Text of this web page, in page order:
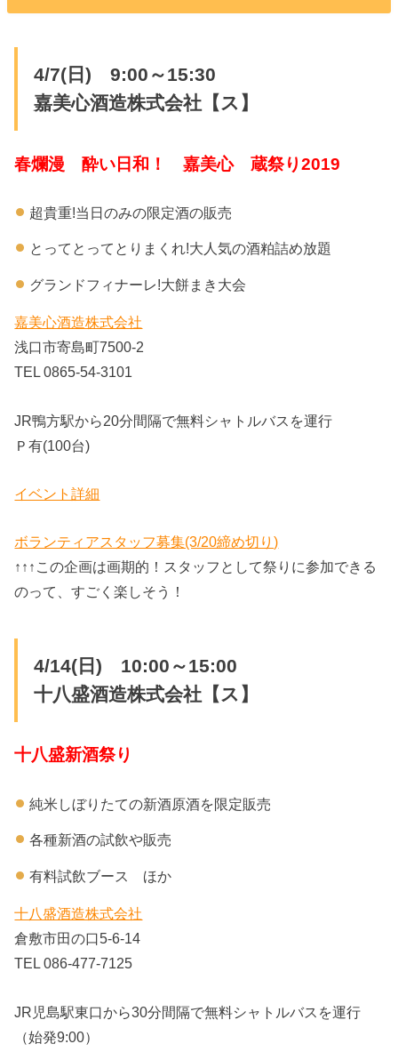
4/7(日) 9:00～15:30
嘉美心酒造株式会社【ス】
春爛漫 酔い日和！ 嘉美心 蔵祭り2019
超貴重!当日のみの限定酒の販売
とってとってとりまくれ!大人気の酒粕詰め放題
グランドフィナーレ!大餅まき大会
嘉美心酒造株式会社
浅口市寄島町7500-2
TEL 0865-54-3101
JR鴨方駅から20分間隔で無料シャトルバスを運行
Ｐ有(100台)
イベント詳細
ボランティアスタッフ募集(3/20締め切り)
↑↑↑この企画は画期的！スタッフとして祭りに参加できる
のって、すごく楽しそう！
4/14(日) 10:00～15:00
十八盛酒造株式会社【ス】
十八盛新酒祭り
純米しぼりたての新酒原酒を限定販売
各種新酒の試飲や販売
有料試飲ブース ほか
十八盛酒造株式会社
倉敷市田の口5-6-14
TEL 086-477-7125
JR児島駅東口から30分間隔で無料シャトルバスを運行
（始発9:00）